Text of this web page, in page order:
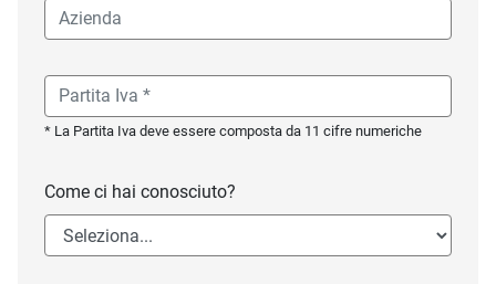
* La Partita Iva deve essere composta da 11 cifre numeriche
Come ci hai conosciuto?